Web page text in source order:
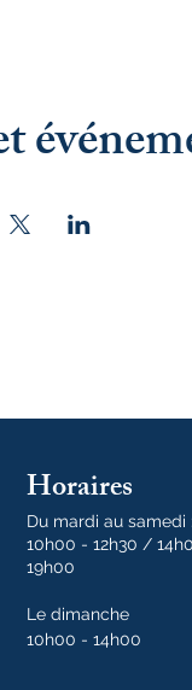
Horaires
Du mardi au samedi :
10h00 - 12h30 /
19h00
Le dimanche
10h00 - 14h00